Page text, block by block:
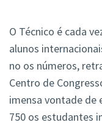
O Técnico é cada
alunos
no os números,
Centro de
imensa vontade de
750 os estudantes